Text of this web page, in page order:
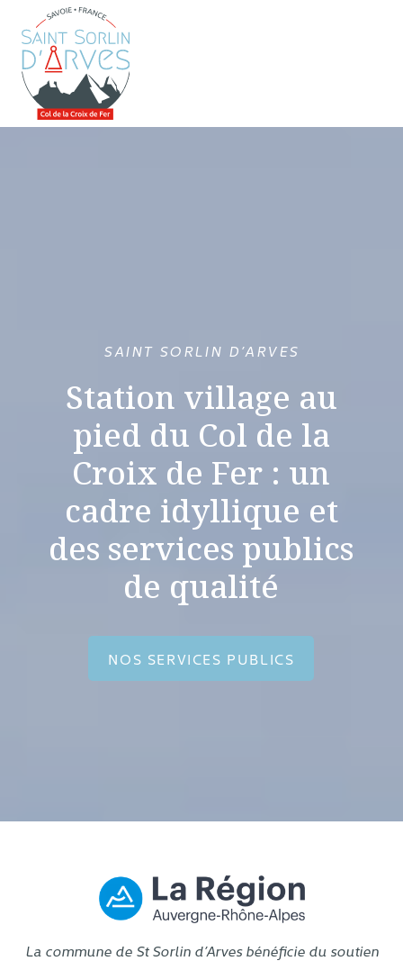
SAINT SORLIN D’ARVES
Station village au
pied du Col de la
Croix de Fer : un
cadre idyllique et
des services publics
de qualité
NOS SERVICES PUBLICS
La commune de St Sorlin d’Arves bénéficie du soutien